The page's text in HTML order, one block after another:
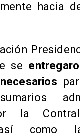
hacia
se
la
así como